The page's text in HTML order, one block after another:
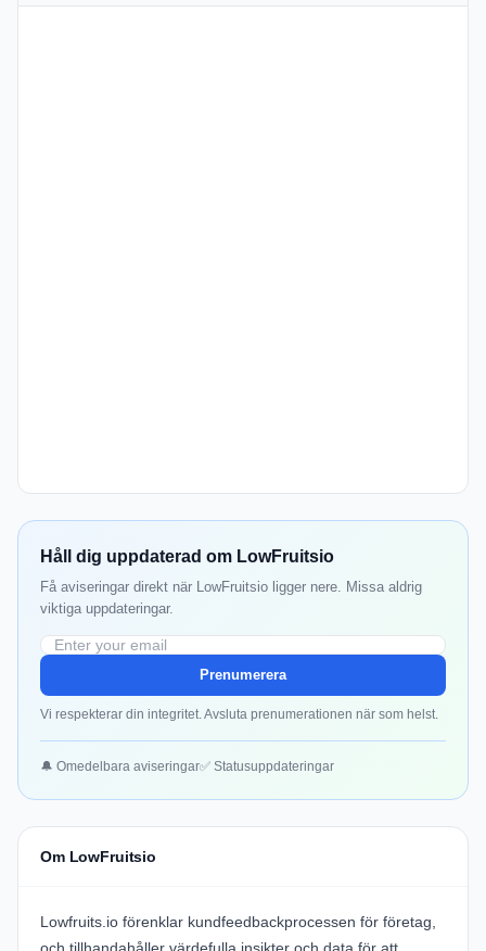
Håll dig uppdaterad om LowFruitsio
Få aviseringar direkt när LowFruitsio ligger nere. Missa aldrig
viktiga uppdateringar.
Prenumerera
Vi respekterar din integritet. Avsluta prenumerationen när som helst.
🔔 Omedelbara aviseringar✅ Statusuppdateringar
Om LowFruitsio
Lowfruits.io förenklar kundfeedbackprocessen för företag,